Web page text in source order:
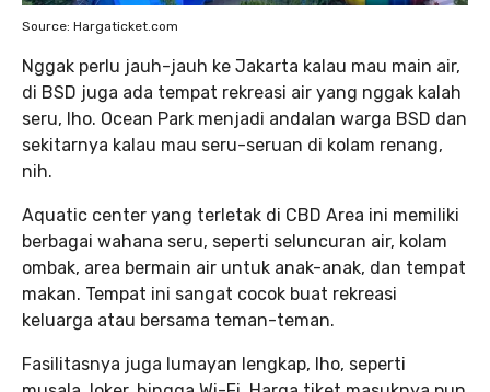
Source: Hargaticket.com
Nggak perlu jauh-jauh ke Jakarta kalau mau main air,
di BSD juga ada tempat rekreasi air yang nggak kalah
seru, lho. Ocean Park menjadi andalan warga BSD dan
sekitarnya kalau mau seru-seruan di kolam renang,
nih.
Aquatic center yang terletak di CBD Area ini memiliki
berbagai wahana seru, seperti seluncuran air, kolam
ombak, area bermain air untuk anak-anak, dan tempat
makan. Tempat ini sangat cocok buat rekreasi
keluarga atau bersama teman-teman.
Fasilitasnya juga lumayan lengkap, lho, seperti